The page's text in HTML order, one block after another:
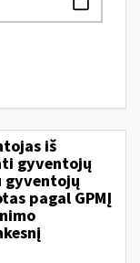
iš
gyventojų
gyventojų
pagal GPMĮ